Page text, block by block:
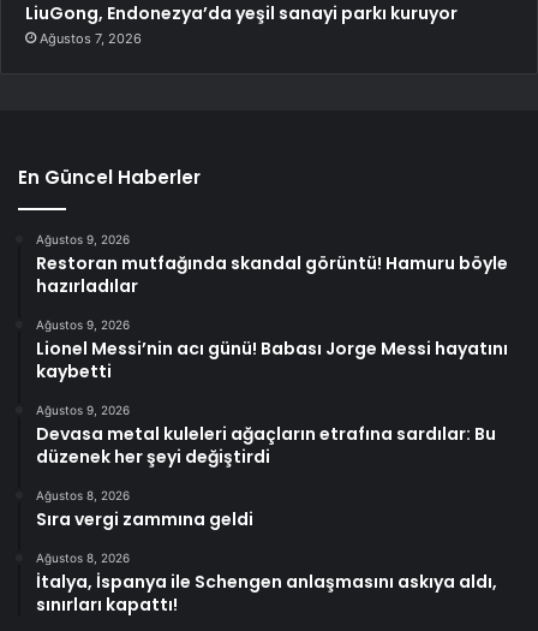
LiuGong, Endonezya’da yeşil sanayi parkı kuruyor
Ağustos 7, 2026
En Güncel Haberler
Ağustos 9, 2026
Restoran mutfağında skandal görüntü! Hamuru böyle
hazırladılar
Ağustos 9, 2026
Lionel Messi’nin acı günü! Babası Jorge Messi hayatını
kaybetti
Ağustos 9, 2026
Devasa metal kuleleri ağaçların etrafına sardılar: Bu
düzenek her şeyi değiştirdi
Ağustos 8, 2026
Sıra vergi zammına geldi
Ağustos 8, 2026
İtalya, İspanya ile Schengen anlaşmasını askıya aldı,
sınırları kapattı!